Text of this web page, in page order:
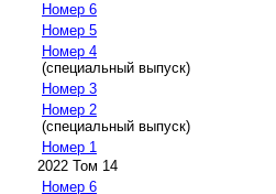
Номер 6
Номер 5
Номер 4
(специальный выпуск)
Номер 3
Номер 2
(специальный выпуск)
Номер 1
2022 Том 14
Номер 6